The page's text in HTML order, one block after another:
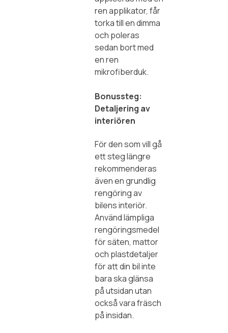
ren applikator, får
torka till en dimma
och poleras
sedan bort med
en ren
mikrofiberduk.
Bonussteg:
Detaljering av
interiören
För den som vill gå
ett steg längre
rekommenderas
även en grundlig
rengöring av
bilens interiör.
Använd lämpliga
rengöringsmedel
för säten, mattor
och plastdetaljer
för att din bil inte
bara ska glänsa
på utsidan utan
också vara fräsch
på insidan.